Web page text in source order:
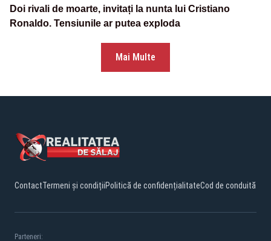
Doi rivali de moarte, invitați la nunta lui Cristiano
Ronaldo. Tensiunile ar putea exploda
Mai Multe
ContactTermeni și condițiiPolitică de confidențialitateCod de conduită
Parteneri: